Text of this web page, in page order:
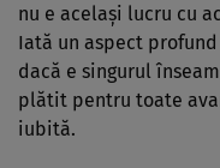
nu e acelaşi lucru cu
Iată un aspect
dacă e singurul
plătit pentru toate
iubită.